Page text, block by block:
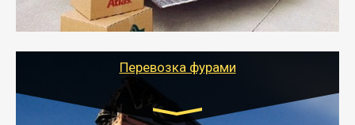
службы или работы с гарантией сохранности груза и
оформлением документов, подтверждающих
Перевозка фурами